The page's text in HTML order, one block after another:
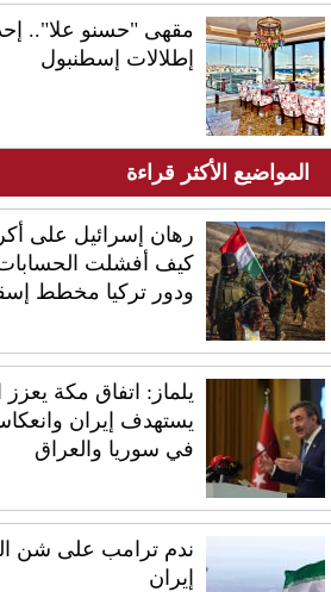
مقهى "حسنو علا"..
إطلالات إسطنبول
المواضيع الأكثر قراءة
رهان إسرائيل على
كيف أفشلت الحسابات
ودور تركيا مخطط
يلماز: اتفاق مكة يعزز
يستهدف إيران
في سوريا والعراق
ندم ترامب على شن
إيران